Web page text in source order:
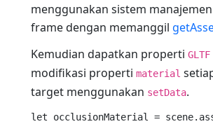
menggunakan sistem
frame dengan memanggil
Kemudian dapatkan properti GLTF
modifikasi properti material
target menggunakan setData.
let occlusionMaterial =